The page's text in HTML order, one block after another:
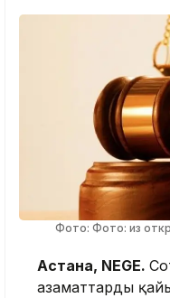
Фото: Фото: из
Астана, NEGE.
азаматтарды